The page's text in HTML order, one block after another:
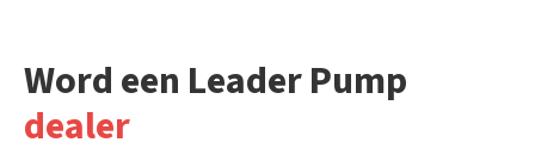
Word een Leader Pump
dealer